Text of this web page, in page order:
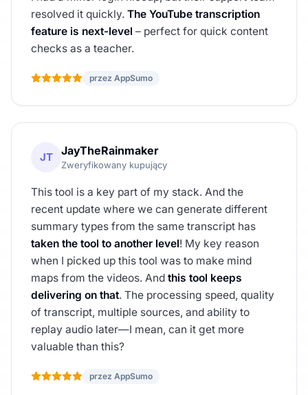
resolved it quickly. The YouTube transcription
feature is next-level – perfect for quick content
checks as a teacher.
przez AppSumo
JT JayTheRainmaker
Zweryfikowany kupujący
This tool is a key part of my stack. And the
recent update where we can generate different
summary types from the same transcript has
taken the tool to another level! My key reason
when I picked up this tool was to make mind
maps from the videos. And this tool keeps
delivering on that. The processing speed, quality
of transcript, multiple sources, and ability to
replay audio later—I mean, can it get more
valuable than this?
przez AppSumo